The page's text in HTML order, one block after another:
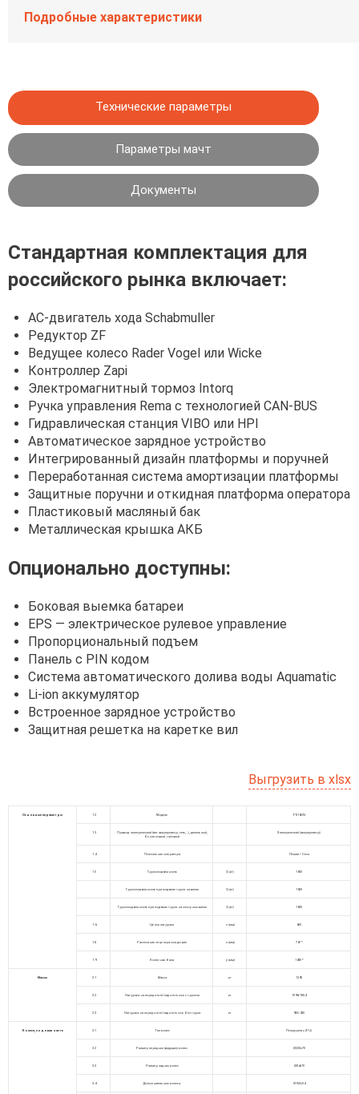
Подробные характеристики
Технические параметры
Параметры мачт
Документы
Стандартная комплектация для
российского рынка включает:
АС-двигатель хода Schabmuller
Редуктор ZF
Ведущее колесо Rader Vogel или Wicke
Контроллер Zapi
Электромагнитный тормоз Intorq
Ручка управления Rema с технологией CAN-BUS
Гидравлическая станция VIBO или HPI
Автоматическое зарядное устройство
Интегрированный дизайн платформы и поручней
Переработанная система амортизации платформы
Защитные поручни и откидная платформа оператора
Пластиковый масляный бак
Металлическая крышка АКБ
Опционально доступны:
Боковая выемка батареи
EPS — электрическое рулевое управление
Пропорциональный подъем
Панель с PIN кодом
Система автоматического долива воды Aquamatic
Li-ion аккумулятор
Встроенное зарядное устройство
Защитная решетка на каретке вил
Выгрузить в xlsx
Основные параметры 1.2 Модель PS16DN
1.3
Привод: электрический (тип: аккумулятор, сеть,…), дизельный,
бензиновый, газовый
Электрический (аккумулятор)
1.4 Положение оператора Пеший / Стоя
1.5 Грузоподъемность Q (кг) 1600
Грузоподъемность при подъеме груза на вилах Q (кг) 1600
Грузоподъемность при подъеме груза на опорных вилах Q (кг) 1600
1.6 Центр загрузки c (мм) 600
1.8 Расстояние от центра оси до вил x (мм) 767 *
1.9 Колесная база y (мм) 1480 *
Массы 2.1 Масса кг 1390
2.2 Нагрузка на переднюю/заднюю ось с грузом кг 1096/1854
2.3 Нагрузка на переднюю/заднюю ось без груза кг 920/430
Колеса, ходовая часть 3.1 Тип колес Полиуретан (PU)
3.2 Размер передних (ведущих) колес Ø230х70
3.3 Размер задних колес Ø84х70
3.4 Дополнительные колеса Ø150х54